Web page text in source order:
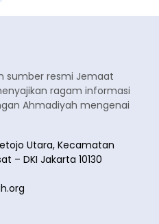
sumber resmi Jemaat
ragam informasi
Ahmadiyah mengenai
Utara, Kecamatan
– DKI Jakarta 10130